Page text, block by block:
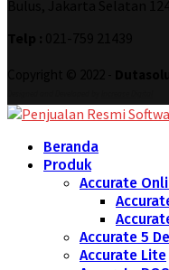
Beranda
Produk
Accurate
Accurate 5
Accurate Lite